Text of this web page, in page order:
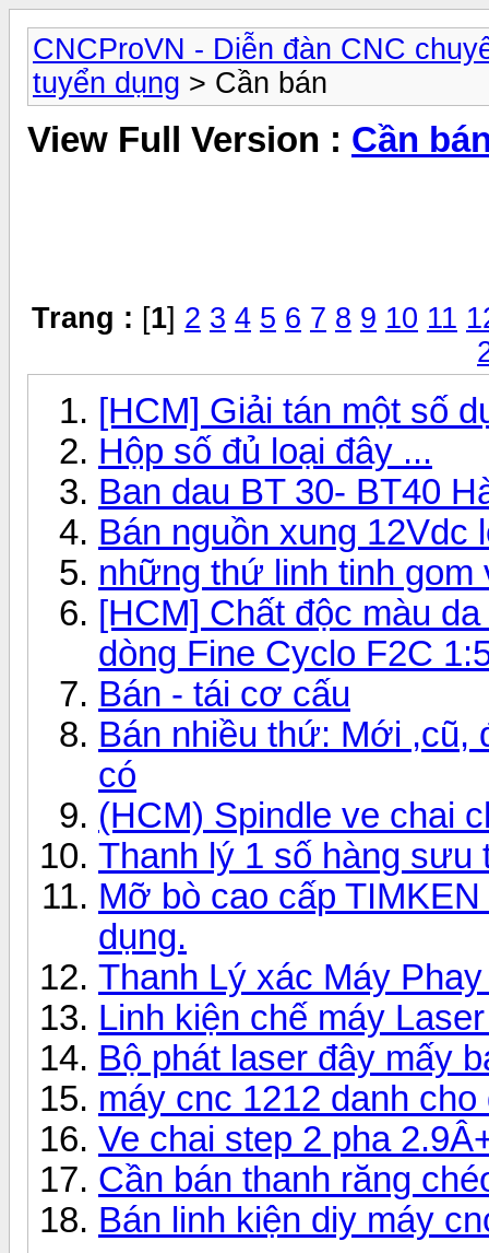
CNCProVN - Diễn đàn CNC
tuyển dụng > Cần bán
View Full Version : Cần
Trang : [1] 2 3 4 5 6 7 8 9 10 11
[HCM] Giải tán một số
Hộp số đủ loại đây ...
Ban dau BT 30- BT40
Bán nguồn xung 12Vdc
những thứ linh tinh gom
[HCM] Chất độc màu
dòng Fine Cyclo F2C
Bán - tái cơ cấu
Bán nhiều thứ: Mới ,cũ,
có
(HCM) Spindle ve chai
Thanh lý 1 số hàng sưu
Mỡ bò cao cấp
dụng.
Thanh Lý xác Máy
Linh kiện chế máy
Bộ phát laser đây mấy
máy cnc 1212 danh cho
Ve chai step 2 pha
Cần bán thanh răng
Bán linh kiện diy máy